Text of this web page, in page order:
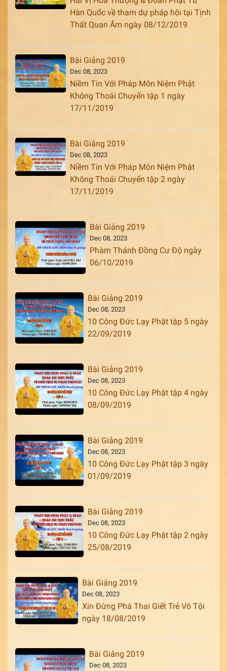
Hàn Quốc về tham dự pháp hội tại Tịnh
Thất Quan Âm ngày 08/12/2019
Bài Giảng 2019
Dec 08, 2023
Niềm Tin Với Pháp Môn Niệm Phật
Không Thoái Chuyển tập 1 ngày
17/11/2019
Bài Giảng 2019
Dec 08, 2023
Niềm Tin Với Pháp Môn Niệm Phật
Không Thoái Chuyển tập 2 ngày
17/11/2019
Bài Giảng 2019
Dec 08, 2023
Phàm Thánh Đồng Cư Độ ngày
06/10/2019
Bài Giảng 2019
Dec 08, 2023
10 Công Đức Lạy Phật tập 5 ngày
22/09/2019
Bài Giảng 2019
Dec 08, 2023
10 Công Đức Lạy Phật tập 4 ngày
08/09/2019
Bài Giảng 2019
Dec 08, 2023
10 Công Đức Lạy Phật tập 3 ngày
01/09/2019
Bài Giảng 2019
Dec 08, 2023
10 Công Đức Lạy Phật tập 2 ngày
25/08/2019
Bài Giảng 2019
Dec 08, 2023
Xin Đừng Phá Thai Giết Trẻ Vô Tội
ngày 18/08/2019
Bài Giảng 2019
Dec 08, 2023